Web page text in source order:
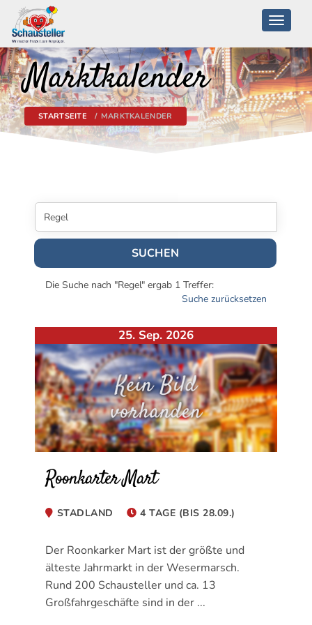
Toggle
Marktkalender
STARTSEITE MARKTKALENDER
SUCHEN
Die Suche nach "Regel" ergab 1 Treffer:
Suche zurücksetzen
25. Sep. 2026
Roonkarter Mart
STADLAND 4 TAGE (BIS 28.09.)
Der Roonkarker Mart ist der größte und
älteste Jahrmarkt in der Wesermarsch.
Rund 200 Schausteller und ca. 13
Großfahrgeschäfte sind in der ...